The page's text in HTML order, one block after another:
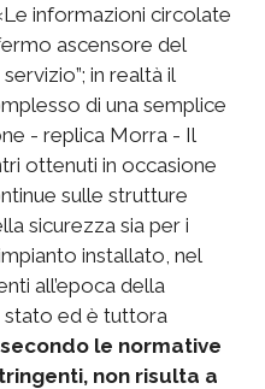
informazioni circolate
ascensore del
in realtà il
di una semplice
- replica Morra - Il
ottenuti in occasione
sulle strutture
sicurezza sia per i
installato, nel
all’epoca della
stato ed è tuttora
secondo le normative
non risulta a